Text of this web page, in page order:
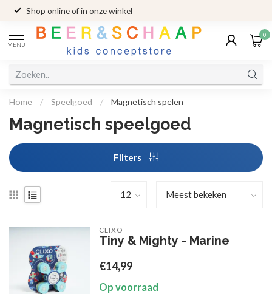
Shop online of in onze winkel
MENU
0
Home / Speelgoed / Magnetisch spelen
Magnetisch speelgoed
Filters
CLIXO
Tiny & Mighty - Marine
€14,99
Op voorraad